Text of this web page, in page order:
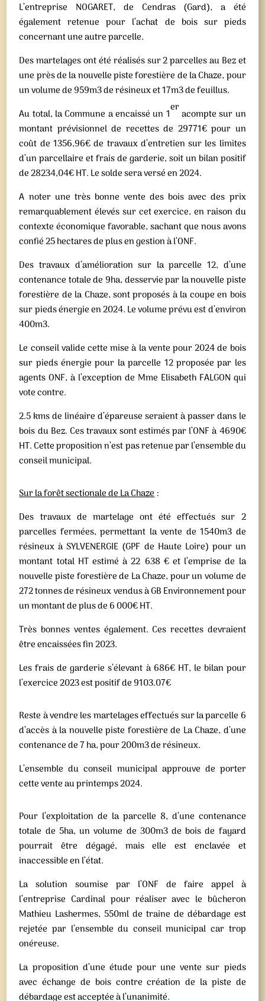
L’entreprise NOGARET, de Cendras (Gard), a été
également retenue pour l’achat de bois sur pieds
concernant une autre parcelle.
Des martelages ont été réalisés sur 2 parcelles au Bez et
une près de la nouvelle piste forestière de la Chaze, pour
un volume de 959m3 de résineux et 17m3 de feuillus.
Au total, la Commune a encaissé un 1eracompte sur un
montant prévisionnel de recettes de 29771€ pour un
coût de 1356,96€ de travaux d’entretien sur les limites
d’un parcellaire et frais de garderie, soit un bilan positif
de 28234,04€ HT. Le solde sera versé en 2024.
A noter une très bonne vente des bois avec des prix
remarquablement élevés sur cet exercice, en raison du
contexte économique favorable, sachant que nous avons
confié 25 hectares de plus en gestion à l’ONF.
Des travaux d’amélioration sur la parcelle 12, d’une
contenance totale de 9ha, desservie par la nouvelle piste
forestière de la Chaze, sont proposés à la coupe en bois
sur pieds énergie en 2024. Le volume prévu est d’environ
400m3.
Le conseil valide cette mise à la vente pour 2024 de bois
sur pieds énergie pour la parcelle 12 proposée par les
agents ONF, à l’exception de Mme Elisabeth FALGON qui
vote contre.
2.5 kms de linéaire d’épareuse seraient à passer dans le
bois du Bez. Ces travaux sont estimés par l’ONF à 4690€
HT. Cette proposition n’est pas retenue par l’ensemble du
conseil municipal.
Sur la forêt sectionale de La Chaze:
Des travaux de martelage ont été effectués sur 2
parcelles fermées, permettant la vente de 1540m3 de
résineux à SYLVENERGIE (GPF de Haute Loire) pour un
montant total HT estimé à 22 638 € et l’emprise de la
nouvelle piste forestière de La Chaze, pour un volume de
272 tonnes de résineux vendus à GB Environnement pour
un montant de plus de 6 000€ HT.
Très bonnes ventes également. Ces recettes devraient
être encaissées fin 2023.
Les frais de garderie s’élevant à 686€ HT, le bilan pour
l’exercice 2023 est positif de 9103.07€
Reste à vendre les martelages effectués sur la parcelle 6
d’accès à la nouvelle piste forestière de La Chaze, d’une
contenance de 7 ha, pour 200m3 de résineux.
L’ensemble du conseil municipal approuve de porter
cette vente au printemps 2024.
Pour l’exploitation de la parcelle 8, d’une contenance
totale de 5ha, un volume de 300m3 de bois de fayard
pourrait être dégagé, mais elle est enclavée et
inaccessible en l’état.
La solution soumise par l’ONF de faire appel à
l’entreprise Cardinal pour réaliser avec le bûcheron
Mathieu Lashermes, 550ml de traine de débardage est
rejetée par l’ensemble du conseil municipal car trop
onéreuse.
La proposition d’une étude pour une vente sur pieds
avec échange de bois contre création de la piste de
débardage est acceptée à l’unanimité.